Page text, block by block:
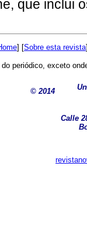
que inclui
] [Sobre esta revista
do periódico, exceto
© 2014
Calle